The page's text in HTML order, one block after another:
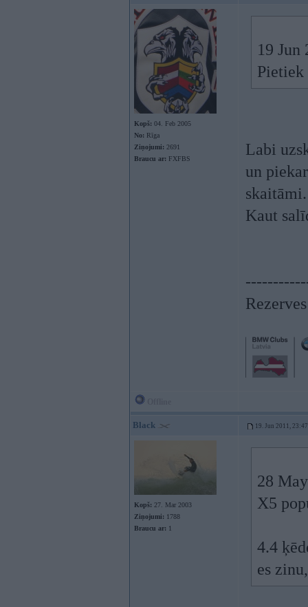
Kopš: 04. Feb 2005
No: Rīga
Ziņojumi: 2691
Braucu ar: FXFBS
19
Labi
un
skaitāmi.
Kaut
Black 19. Jun 2011, 23:47
Kopš: 27. Mar 2003
Ziņojumi: 1788
Braucu ar: 1
28
X5
4.4
es